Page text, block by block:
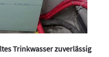
Trinkwasser zuverlässig